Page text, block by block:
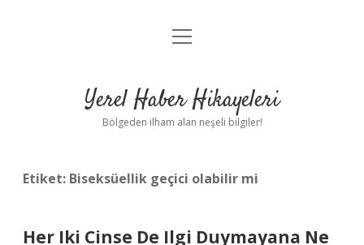
Anasayfa
Yasal Uyarı
menüyü
Yerel Haber Hikayeleri
Bölgeden ilham alan neşeli bilgiler!
Etiket: Biseksüellik geçici olabilir mi
Her Iki Cinse De Ilgi Duymayana Ne